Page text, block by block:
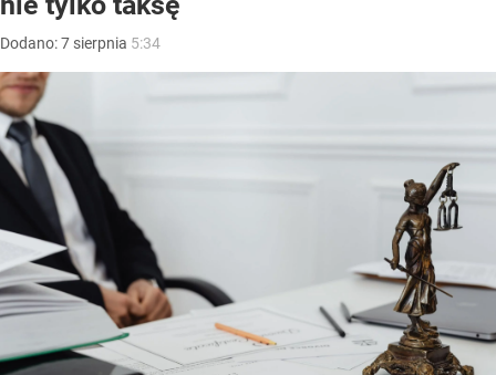
Dodano:7 sierpnia 5:34